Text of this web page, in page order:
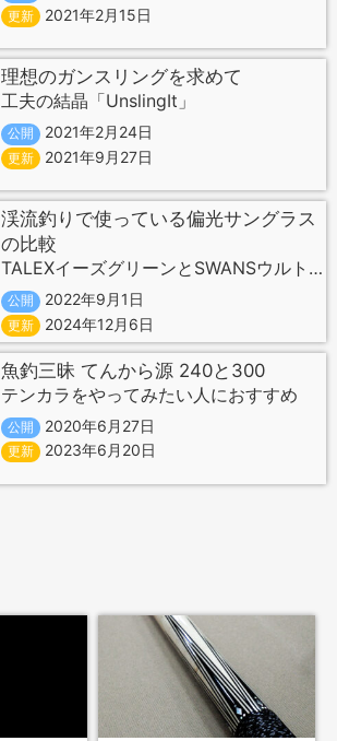
更新 2021年2月15日
理想のガンスリングを求めて
工夫の結晶「UnslingIt」
公開 2021年2月24日
更新 2021年9月27日
渓流釣りで使っている偏光サングラス
の比較
TALEXイーズグリーンとSWANSウルトラライトグリーン
公開 2022年9月1日
更新 2024年12月6日
魚釣三昧 てんから源 240と300
テンカラをやってみたい人におすすめ
公開 2020年6月27日
更新 2023年6月20日